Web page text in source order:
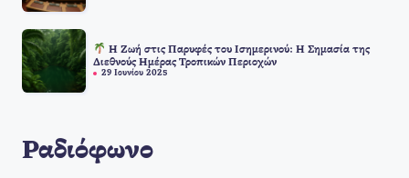
Η Ζωή στις Παρυφές του Ισημερινού: Η Σημασία της
Διεθνούς Ημέρας Τροπικών Περιοχών
29 Ιουνίου 2025
Ραδιόφωνο